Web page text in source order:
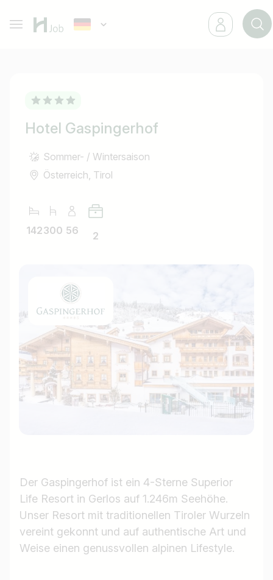
Hotel Gaspingerhof
Sommer- / Wintersaison
Österreich, Tirol
142300 56 2
Der Gaspingerhof ist ein 4-Sterne Superior
Life Resort in Gerlos auf 1.246m Seehöhe.
Unser Resort mit traditionellen Tiroler Wurzeln
vereint gekonnt und auf authentische Art und
Weise einen genussvollen alpinen Lifestyle.